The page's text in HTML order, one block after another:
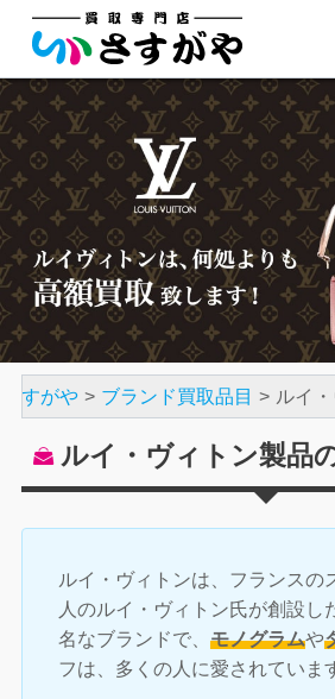
すがや ブランド買取品目 ルイ
ルイ・ヴィトン製品
ルイ・ヴィトンは、フランスの
人のルイ・ヴィトン氏が創設し
名なブランドで、 モノグラムや
フは、多くの人に愛されていま